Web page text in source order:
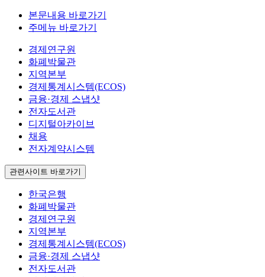
본문내용 바로가기
주메뉴 바로가기
경제연구원
화폐박물관
지역본부
경제통계시스템(ECOS)
금융·경제 스냅샷
전자도서관
디지털아카이브
채용
전자계약시스템
관련사이트 바로가기
한국은행
화폐박물관
경제연구원
지역본부
경제통계시스템(ECOS)
금융·경제 스냅샷
전자도서관